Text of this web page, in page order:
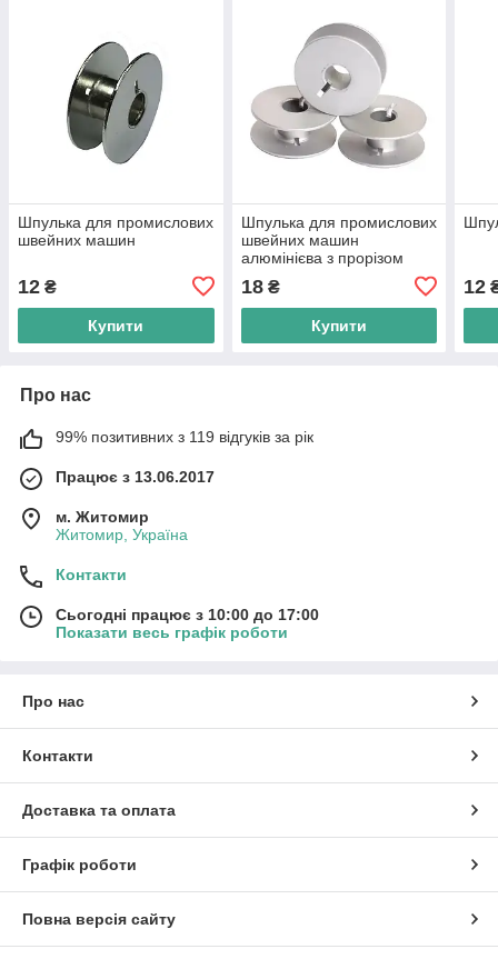
Шпулька для промислових
швейних машин
12 ₴
Купити
Шпулька для промислових
швейних машин
алюмінієва з прорізом
18₴
Купити
12
Про нас
99% позитивних з 119 відгуків за рік
Працює з 13.06.2017
м. Житомир
Житомир, Україна
Контакти
Сьогодні працює з 10:00 до 17:00
Показати весь графік роботи
Про нас
Контакти
Доставка та оплата
Графік роботи
Повна версія сайту